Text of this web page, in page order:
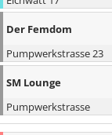
Der Femdom
Pumpwerkstrasse 23
SM Lounge
Pumpwerkstrasse